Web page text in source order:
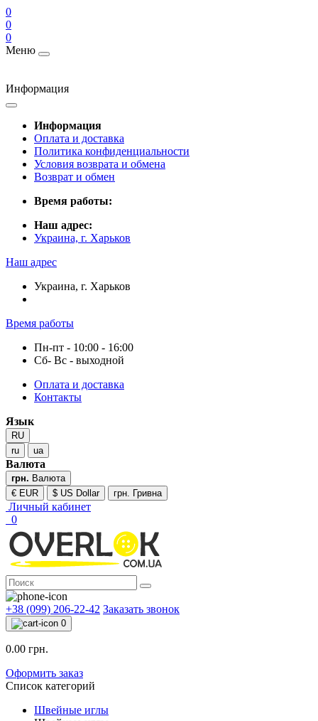
0
0
0
Меню
Информация
Информация
Оплата и доставка
Политика конфиденциальности
Условия возврата и обмена
Возврат и обмен
Время работы:
Наш адрес:
Украина, г. Харьков
Наш адрес
Украина, г. Харьков
Время работы
Пн-пт - 10:00 - 16:00
Сб- Вс - выходной
Оплата и доставка
Контакты
Язык
RU
ru
ua
Валюта
грн. Валюта
€ EUR
$ US Dollar грн. Гривна
Личный кабинет
0
+38 (099) 206-22-42 Заказать звонок
0
0.00 грн.
Оформить заказ
Список категорий
Швейные иглы